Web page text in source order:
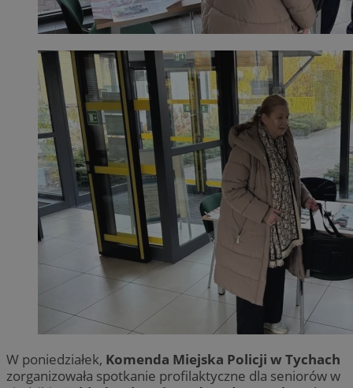
W poniedziałek, Komenda Miejska Policji w Tychach
zorganizowała spotkanie profilaktyczne dla seniorów w